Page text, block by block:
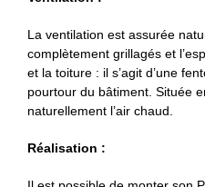
La ventilation est assurée
complètement grillagés et
et la toiture : il s’agit d’une
pourtour du bâtiment. Située
naturellement l’air chaud.
Réalisation :